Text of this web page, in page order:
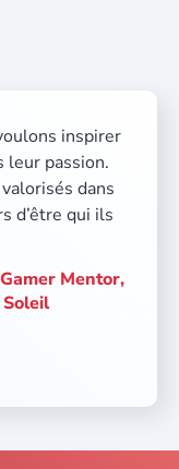
inspirer
leur passion.
dans
d’être qui ils
Mentor,